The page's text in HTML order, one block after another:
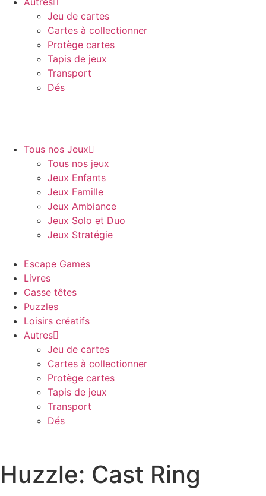
Jeu de cartes
Cartes à collectionner
Protège cartes
Tapis de jeux
Transport
Dés
Tous nos Jeux
Tous nos jeux
Jeux Enfants
Jeux Famille
Jeux Ambiance
Jeux Solo et Duo
Jeux Stratégie
Escape Games
Livres
Casse têtes
Puzzles
Loisirs créatifs
Autres
Jeu de cartes
Cartes à collectionner
Protège cartes
Tapis de jeux
Transport
Dés
Huzzle: Cast Ring